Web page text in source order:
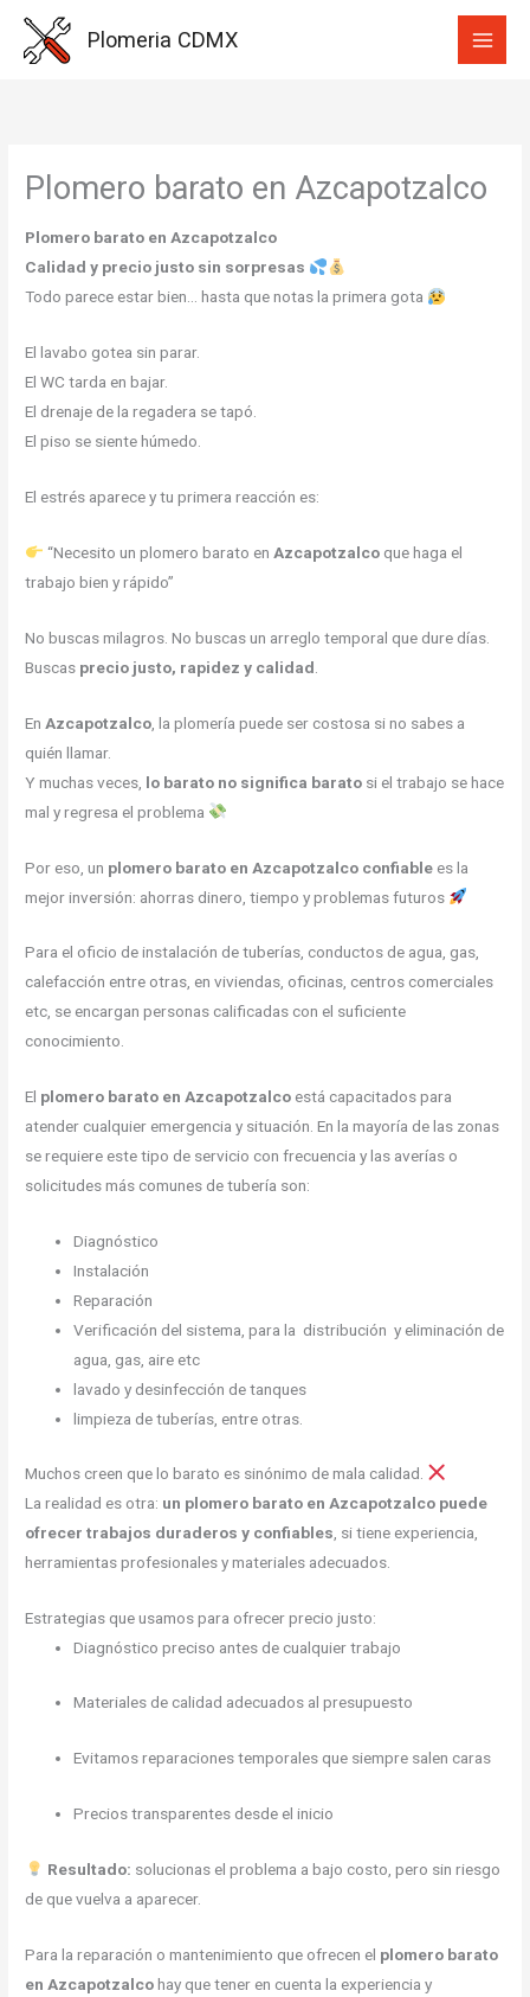
Plomeria CDMX
Plomero barato en Azcapotzalco
Plomero barato en Azcapotzalco
Calidad y precio justo sin sorpresas
Todo parece estar bien… hasta que notas la primera gota
El lavabo gotea sin parar.
El WC tarda en bajar.
El drenaje de la regadera se tapó.
El piso se siente húmedo.
El estrés aparece y tu primera reacción es:
“Necesito un plomero barato en Azcapotzalcoque haga el
trabajo bien y rápido”
No buscas milagros. No buscas un arreglo temporal que dure días.
Buscas precio justo, rapidez y calidad
En Azcapotzalco , la plomería puede ser costosa si no sabes a
quién llamar.
Y muchas veces, lo barato no significa barato si el trabajo se hace
mal y regresa el problema
Por eso, un plomero barato en Azcapotzalco confiable es la
mejor inversión: ahorras dinero, tiempo y problemas futuros
Para el oficio de instalación de tuberías, conductos de agua, gas,
calefacción entre otras, en viviendas, oficinas, centros comerciales
etc, se encargan personas calificadas con el suficiente
conocimiento.
El plomero barato en Azcapotzalco está capacitados para
atender cualquier emergencia y situación. En la mayoría de las zonas
se requiere este tipo de servicio con frecuencia y las averías o
solicitudes más comunes de tubería son:
Diagnóstico
Instalación
Reparación
Verificación del sistema, para la distribución y eliminación de
agua, gas, aire etc
lavado y desinfección de tanques
limpieza de tuberías, entre otras.
Muchos creen que lo barato es sinónimo de mala calidad.
La realidad es otra: un plomero barato en Azcapotzalco puede
ofrecer trabajos duraderos y confiables , si tiene experiencia,
herramientas profesionales y materiales adecuados.
Estrategias que usamos para ofrecer precio justo:
Diagnóstico preciso antes de cualquier trabajo
Materiales de calidad adecuados al presupuesto
Evitamos reparaciones temporales que siempre salen caras
Precios transparentes desde el inicio
Resultado: solucionas el problema a bajo costo, pero sin riesgo
de que vuelva a aparecer.
Para la reparación o mantenimiento que ofrecen el plomero barato
en Azcapotzalcohay que tener en cuenta la experiencia y